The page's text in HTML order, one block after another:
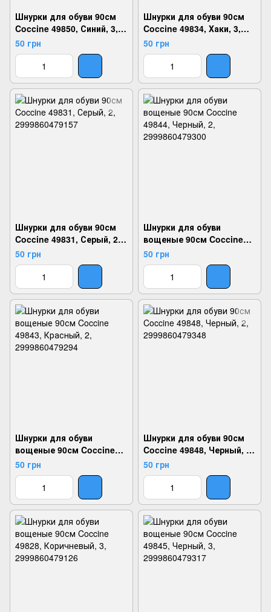
Шнурки для обуви 90см
Coccine 49850, Синий, 3,
2999860479362
50 грн
Шнурки для обуви 90см
Coccine 49834, Хаки, 3,
2999860479188
50 грн
Шнурки для обуви 90см
Coccine 49831, Серый, 2,
2999860479157
50 грн
Шнурки для обуви
вощеные 90см Coccine
49844, Черный, 2,
2999860479300
50 грн
Шнурки для обуви
вощеные 90см Coccine
49843, Красный, 2,
2999860479294
50 грн
Шнурки для обуви 90см
Coccine 49848, Черный, 2,
2999860479348
50 грн